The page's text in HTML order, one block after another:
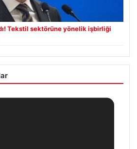
Tekstil sektörüne yönelik işbirliği